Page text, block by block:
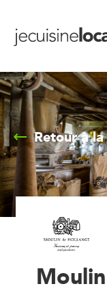
Retour à